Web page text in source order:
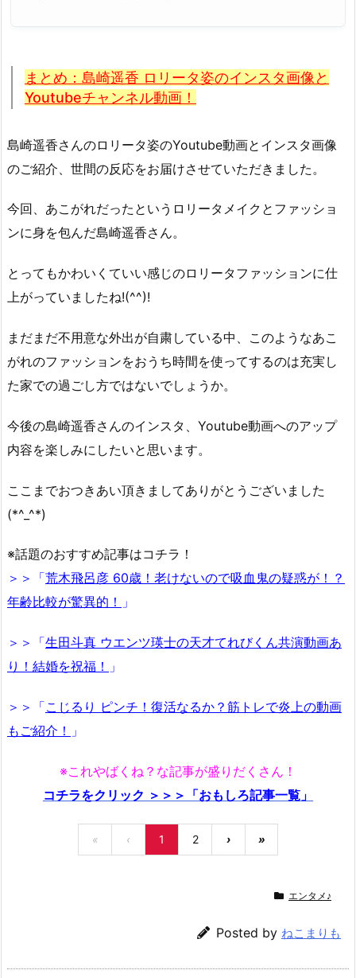
まとめ：島崎遥香 ロリータ姿のインスタ画像と
Youtubeチャンネル動画！
島崎遥香さんのロリータ姿のYoutube動画とインスタ画像
のご紹介、世間の反応をお届けさせていただきました。
今回、あこがれだったというロリータメイクとファッショ
ンに身を包んだ島崎遥香さん。
とってもかわいくていい感じのロリータファッションに仕
上がっていましたね!(^^)!
まだまだ不用意な外出が自粛している中、このようなあこ
がれのファッションをおうち時間を使ってするのは充実し
た家での過ごし方ではないでしょうか。
今後の島崎遥香さんのインスタ、Youtube動画へのアップ
内容を楽しみにしたいと思います。
ここまでおつきあい頂きましてありがとうございました
(*^_^*)
※話題のおすすめ記事はコチラ！
＞＞「荒木飛呂彦 60歳！老けないので吸血鬼の疑惑が！？
年齢比較が驚異的！ 」
＞＞「生田斗真 ウエンツ瑛士の天才てれびくん共演動画あ
り！結婚を祝福！ 」
＞＞「こじるり ピンチ！復活なるか？筋トレで炎上の動画
もご紹介！ 」
※これやばくね？な記事が盛りだくさん！
コチラをクリック ＞＞＞「おもしろ記事一覧」
« ‹ 1 2 › »
エンタメ♪
Posted by ねこまりも